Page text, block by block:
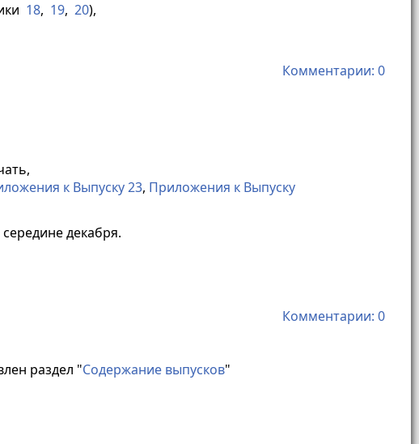
18, 19, 20),
Комментарии: 0
к Выпуску 23, Приложения к Выпуску
декабря.
Комментарии: 0
раздел "Содержание выпусков"